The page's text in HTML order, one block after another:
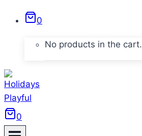
0
No products in the cart.
0